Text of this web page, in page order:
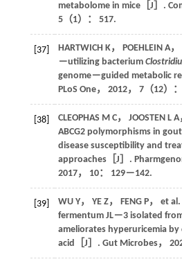
metabolome in mice［J］.
5（1）： 517.
[37] HARTWICH K， POEHLEIN A，
－utilizing bacterium
genome－guided metabolic
PLoS One， 2012， 7（12）
[38] CLEOPHAS M C， JOOSTEN L A
ABCG2 polymorphisms in
disease susceptibility and
approaches［J］.
2017， 10： 129－142.
[39] WU Y， YE Z， FENG P， et
fermentum JL－3 isolated
ameliorates hyperuricemia by
acid［J］. Gut Microbes，